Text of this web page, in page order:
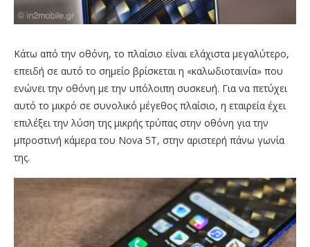
Κάτω από την οθόνη, το πλαίσιο είναι ελάχιστα μεγαλύτερο,
επειδή σε αυτό το σημείο βρίσκεται η «καλωδιοταινία» που
ενώνει την οθόνη με την υπόλοιπη συσκευή. Για να πετύχει
αυτό το μικρό σε συνολικό μέγεθος πλαίσιο, η εταιρεία έχει
επιλέξει την λύση της μικρής τρύπας στην οθόνη για την
μπροστινή κάμερα του Nova 5T, στην αριστερή πάνω γωνία
της.